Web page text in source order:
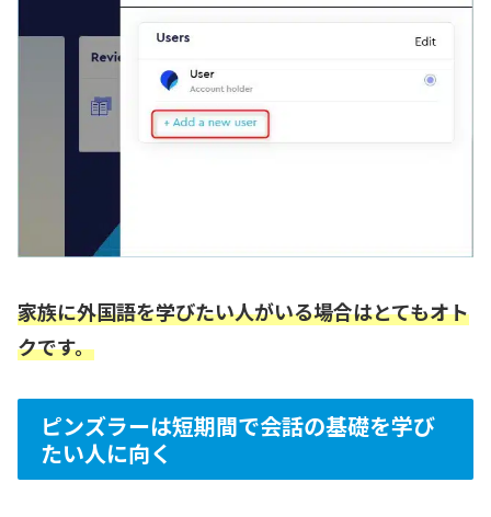
家族に外国語を学びたい人がいる場合はとてもオト
クです。
ピンズラーは短期間で会話の基礎を学び
たい人に向く